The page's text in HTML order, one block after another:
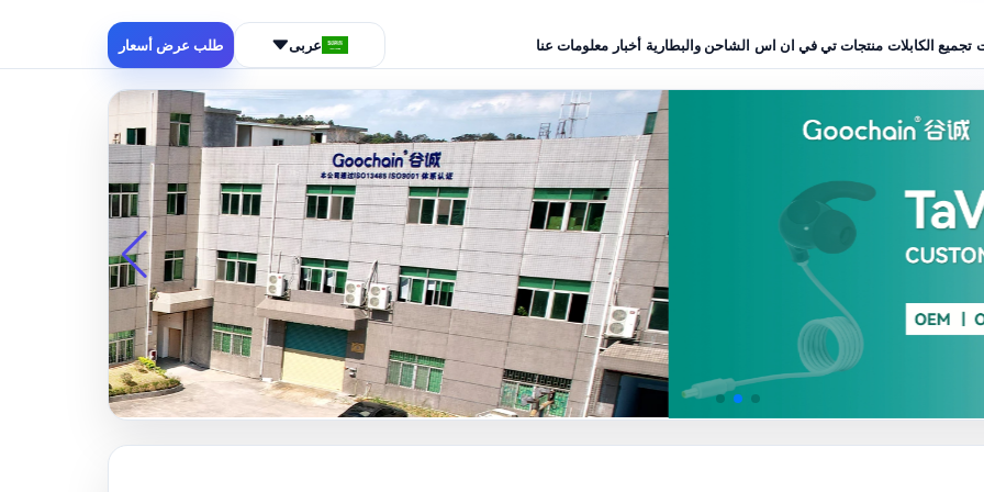
تجميع الكابلات منتجات تي في ان اس الشاحن والبطارية أخبار معلومات عنا عربى طلب عرض أسعار